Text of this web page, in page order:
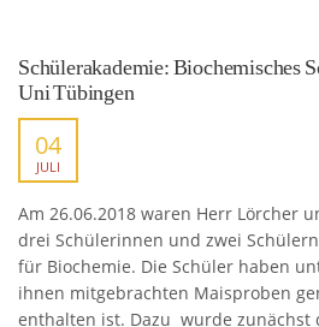
Schülerakademie: Biochemisches
Uni Tübingen
04
JULI
Am 26.06.2018 waren Herr Lörcher
drei Schülerinnen und zwei
für Biochemie. Die Schüler haben
ihnen mitgebrachten Maisproben
enthalten ist. Dazu wurde zunächst